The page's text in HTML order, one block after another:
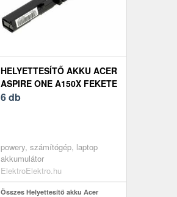
HELYETTESÍTŐ AKKU ACER
ASPIRE ONE A150X FEKETE
6 db
powery, számítógép, laptop
akkumulátor
ElektroElektro.hu
Összes Helyettesítő akku Acer